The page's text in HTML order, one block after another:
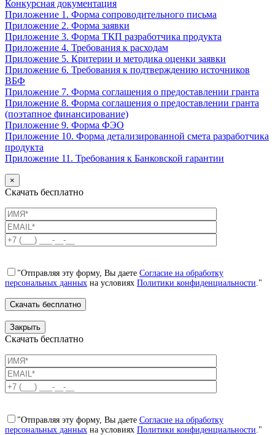
Конкурсная документация
Приложение 1. Форма сопроводительного письма
Приложение 2. Форма заявки
Приложение 3. Форма ТКП разработчика продукта
Приложение 4. Требования к расходам
Приложение 5. Критерии и методика оценки заявки
Приложение 6. Требования к подтверждению источников
ВБФ
Приложение 7. Форма соглашения о предоставлении гранта
Приложение 8. Форма соглашения о предоставлении гранта
(поэтапное финансирование)
Приложение 9. Форма ФЭО
Приложение 10. Форма детализированной смета разработчика
продукта
Приложение 11. Требования к Банковской гарантии
×
Скачать бесплатно
"Отправляя эту форму, Вы даете Согласие на обработку
персональных данных на условиях Политики конфиденциальности ."
Закрыть
Скачать бесплатно
"Отправляя эту форму, Вы даете Согласие на обработку
персональных данных на условиях Политики конфиденциальности ."